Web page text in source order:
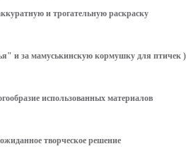
и трогательную раскраску
и за мамуськинскую кормушку для птичек
использованных материалов
творческое решение